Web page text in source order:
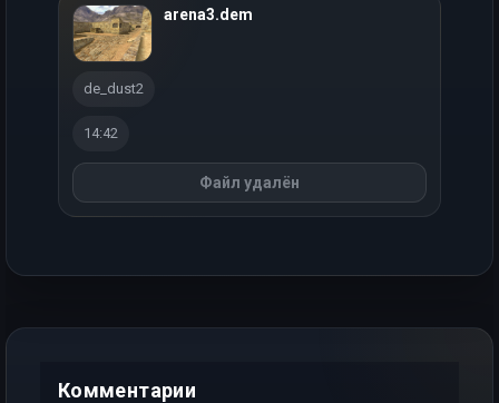
arena3.dem
de_dust2
14:42
Файл удалён
Комментарии